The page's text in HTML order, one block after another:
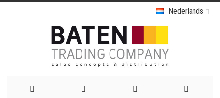
Nederlands